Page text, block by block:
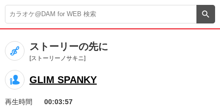
DAM★とも録音
カラオケ＠DAM
ユーザー検索
キャンペーン
お知らせ よくあるご質問
ストーリーの先に
[ストーリーノサキニ]
GLIM SPANKY
再生時間
00:03:57